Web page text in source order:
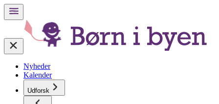
Nyheder
Kalender
Udforsk